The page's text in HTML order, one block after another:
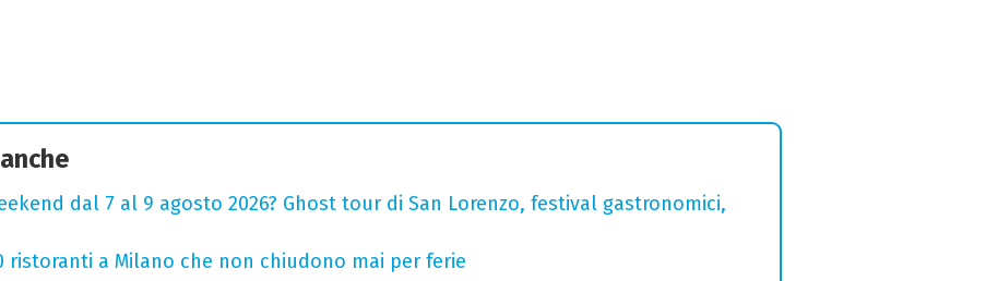
dal 7 al 9 agosto 2026? Ghost tour di San Lorenzo, festival gastronomici,
ristoranti a Milano che non chiudono mai per ferie